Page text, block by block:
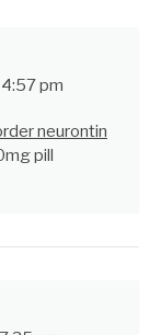
pm
neurontin
pill